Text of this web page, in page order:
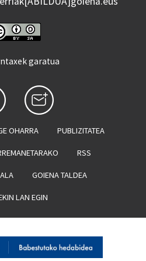
garatua
OHARRA PUBLIZITATEA
RSS
GOIENA TALDEA
LAN EGIN